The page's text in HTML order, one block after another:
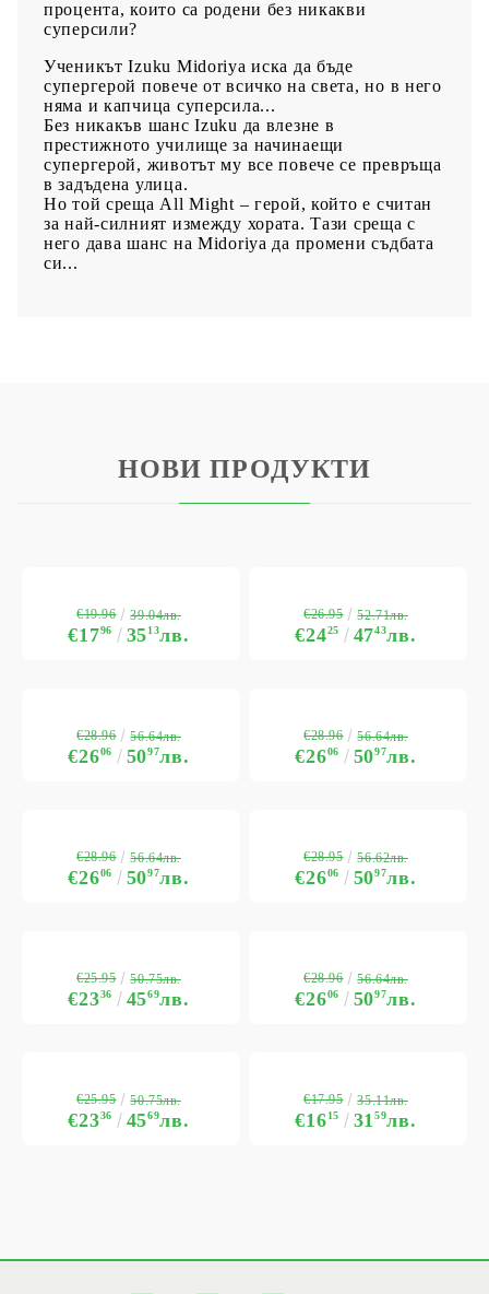
процента, които са родени без никакви
суперсили?
Ученикът Izuku Midoriya иска да бъде
супергерой повече от всичко на света, но в него
няма и капчица суперсила...
Без никакъв шанс Izuku да влезне в
престижното училище за начинаещи
супергерой, животът му все повече се превръща
в задъдена улица.
Но той среща All Might – герой, който е считан
за най-силният измежду хората. Тази среща с
него дава шанс на Midoriya да промени съдбата
си...
НОВИ ПРОДУКТИ
€1796 3513лв.
€19.96 39.04лв.
€2425 4743лв.
€26.95 52.71лв.
€2606 5097лв.
€28.96 56.64лв.
€2606 5097лв.
€28.96 56.64лв.
€2606 5097лв.
€28.96 56.64лв.
€2606 5097лв.
€28.95 56.62лв.
€2336 4569лв.
€25.95 50.75лв.
€2606 5097лв.
€28.96 56.64лв.
€2336 4569лв.
€25.95 50.75лв.
€1615 3159лв.
€17.95 35.11лв.